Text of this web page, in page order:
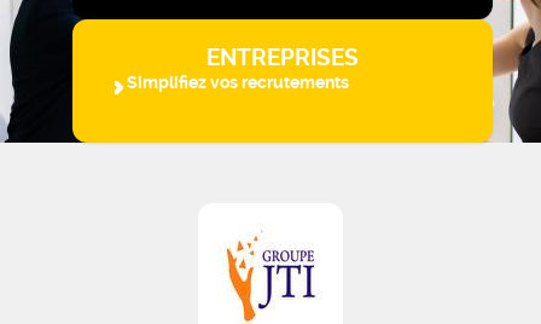
ENTREPRISES
Simplifiez vos recrutements